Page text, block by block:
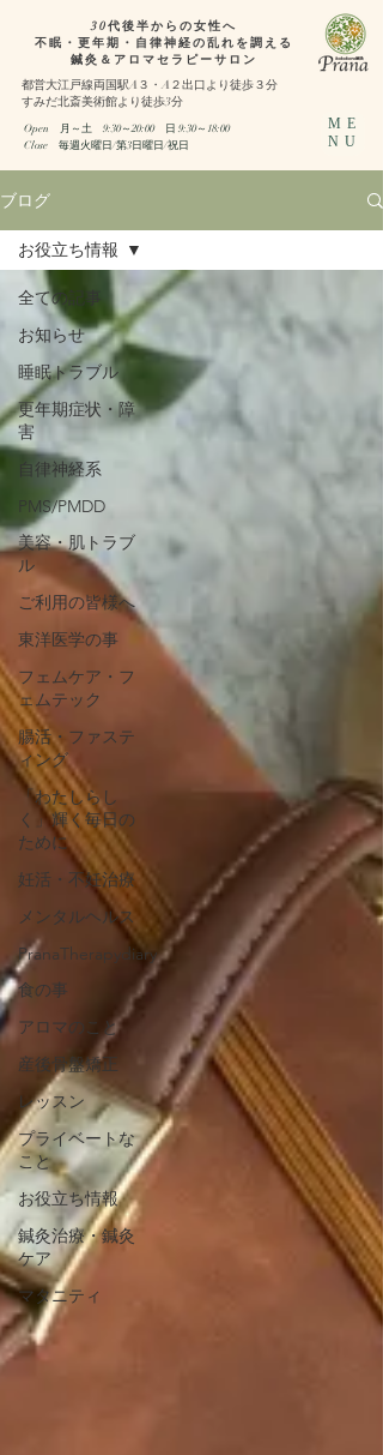
ME
NU
都営大江戸線両国駅A３・A２出口より徒歩３分
​すみだ北斎美術館より徒歩3分
Open 月～土 9:30～20:00
日 9:30～18:00​
​Close 毎週火曜日/第3日曜日/祝日
30代後半からの女性へ
不眠・更年期・自律神経の乱れを調える
鍼灸＆アロマセラピーサロン
ブログ
全ての記事
お知らせ
睡眠トラブル
更年期症状・障
害
自律神経系
PMS/PMDD
美容・肌トラブ
ル
ご利用の皆様へ
東洋医学の事
フェムケア・フ
ェムテック
腸活・ファステ
ィング
「わたしらし
く」輝く毎日の
ために
妊活・不妊治療
メンタルヘルス
PranaTherapydiary
食の事
アロマのこと
産後骨盤矯正
レッスン
プライベートな
こと
お役立ち情報
鍼灸治療・鍼灸
ケア
マタニティ
お役立ち情報